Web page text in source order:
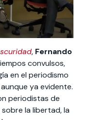
, Fernando
convulsos,
en el periodismo
ya evidente.
periodistas de
la libertad, la